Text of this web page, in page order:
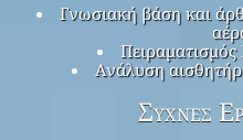
Γνωσιακή βάση και
Ανάλυση
Συχνές